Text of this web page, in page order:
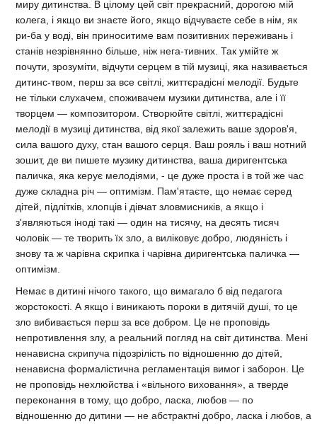
миру дитинства. В цілому цей світ прекрасний, дорогою мій
колега, і якщо ви знаєте його, якщо відчуваєте себе в нім, як
ри-ба у воді, він приноситиме вам позитивних переживань і
станів незрівнянно більше, ніж нега-тивних. Так умійте ж
почути, зрозуміти, відчути серцем в тій музиці, яка називається
дитинс-твом, перш за все світлі, життєрадісні мелодії. Будьте
не тільки слухачем, споживачем музики дитинства, але і її
творцем — композитором. Створюйте світлі, життєрадісні
мелодії в музиці дитинства, від якої залежить ваше здоров'я,
сила вашого духу, стан вашого серця. Ваш рояль і ваш нотний
зошит, де ви пишете музику дитинства, ваша диригентська
паличка, яка керує мелодіями, - це дуже проста і в той же час
дуже складна річ — оптимізм. Пам'ятаєте, що немає серед
дітей, підлітків, хлопців і дівчат зловмисників, а якщо і
з'являються іноді такі — один на тисячу, на десять тисяч
чоловік — те творить їх зло, а виліковує добро, людяність і
знову та ж чарівна скрипка і чарівна диригентська паличка —
оптимізм.
Немає в дитині нічого такого, що вимагало б від педагога
жорстокості. А якщо і виникають пороки в дитячій душі, то це
зло вибивається перш за все добром. Це не проповідь
непротивлення злу, а реальний погляд на світ дитинства. Мені
ненависна скрипуча підозрілість по відношенню до дітей,
ненависна формалістична регламентація вимог і заборон. Це
не проповідь нехлюйства і «вільного виховання», а тверде
переконання в тому, що добро, ласка, любов — по
відношенню до дитини — не абстрактні добро, ласка і любов, а